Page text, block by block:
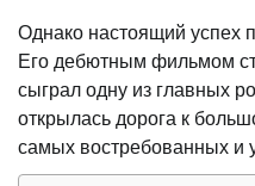
Однако настоящий успех
Его дебютным фильмом
сыграл одну из главных
открылась дорога к
самых востребованных и